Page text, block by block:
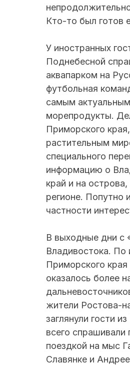
Кто-то был готов
У иностранных
Поднебесной
аквапарком на
футбольная
самым
морепродукты.
Приморского
растительным
специального
информацию о
край и на
регионе. Попутно
частности
В выходные дни с
Владивостока. По
Приморского
оказалось более
жители Ростова-
заглянули гости
всего спрашивали
поездкой на мыс
Славянке и